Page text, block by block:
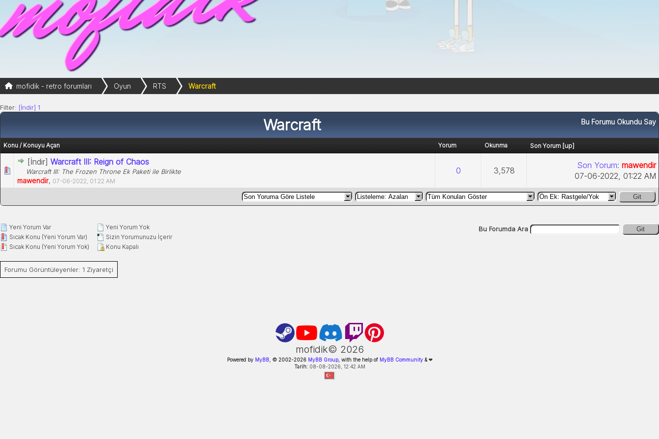
mofidik - retro forumları Oyun RTS Warcraft
Filter: [İndir] 1
Bu Forumu Okundu Say
Warcraft
Konu / Konuyu Açan Yorum Okunma Son Yorum [up]
[İndir] Warcraft III: Reign of Chaos
Warcraft III: The Frozen Throne Ek Paketi ile Birlikte
mawendir, 07-06-2022, 01:22 AM
0 3,578
Son Yorum: mawendir
07-06-2022, 01:22 AM
Git
Yeni Yorum Var
Sıcak Konu (Yeni Yorum Var)
Sıcak Konu (Yeni Yorum Yok)
Yeni Yorum Yok
Sizin Yorumunuzu İçerir
Konu Kapalı
Bu Forumda Ara Git
Forumu Görüntüleyenler: 1 Ziyaretçi
mofidik© 2026
Powered by MyBB, © 2002-2026MyBB Group, with the help of MyBB Community&❤
Tarih:08-08-2026, 12:42 AM